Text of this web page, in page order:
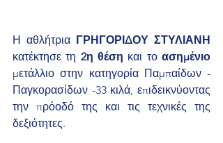
Η αθλήτρια ΓΡΗΓΟΡΙΔΟΥ ΣΤΥΛΙΑΝΗ
κατέκτησε τη 2η θέση και το ασημένιο
μετάλλιο στην κατηγορία Παμπαίδων -
Παγκορασίδων -33 κιλά, επιδεικνύοντας
την πρόοδό της και τις τεχνικές της
δεξιότητες.